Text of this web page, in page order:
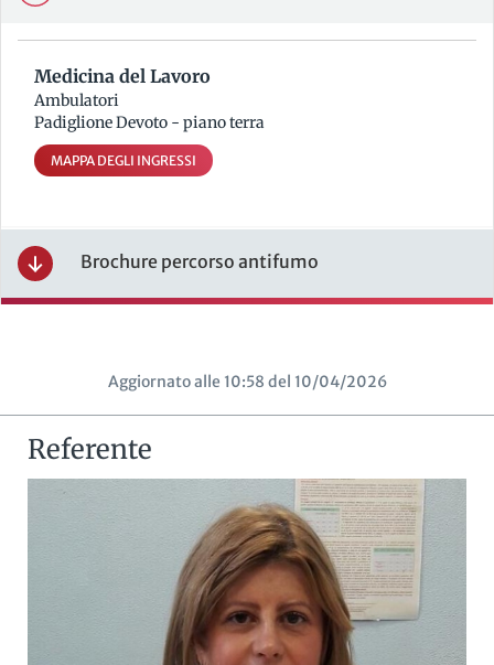
Medicina del Lavoro
Ambulatori
Padiglione Devoto - piano terra
MAPPA DEGLI INGRESSI
Brochure percorso antifumo
Aggiornato alle 10:58 del 10/04/2026
Referente